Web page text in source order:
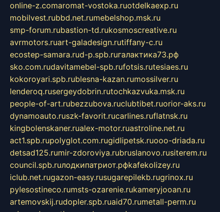
online-z.comaromat-vostoka.ruotdelkaexp.ru
mobilvest.rubbd.net.rumebelshop.msk.ru
smp-forum.rubastion-td.rukosmoscreative.ru
avrmotors.ruart-galadesign.rutiffany-c.ru
ecostep-samara.rud-p.spb.ruгалактика73.рф
sko.com.rudavitamebel-spb.rufotsis.rutesiaes.ru
kokoroyari.spb.rublesna-kazan.rumossilver.ru
lenderoq.rusergeydobrin.rutochkazvuka.msk.ru
people-of-art.rubezzubova.ruclubtibet.ruorior-aks.ru
dynamoauto.ruszk-favorit.rucarlines.ruflatnsk.ru
kingbolenskaner.rualex-motor.ruastroline.net.ru
act1.spb.rupolyglot.com.rugidlipetsk.ruooo-driada.ru
detsad125.rumir-zdoroviya.rubruslanovo.rusiterem.ru
council.spb.ruлодкипатриот.рфkafekolizey.ru
iclub.net.rugazon-easy.rusugarepilekb.rugrinox.ru
pylesostineco.rumsts-ozarenie.rukameryjooan.ru
artemovskij.rudopler.spb.ruaid70.rumetall-perm.ru